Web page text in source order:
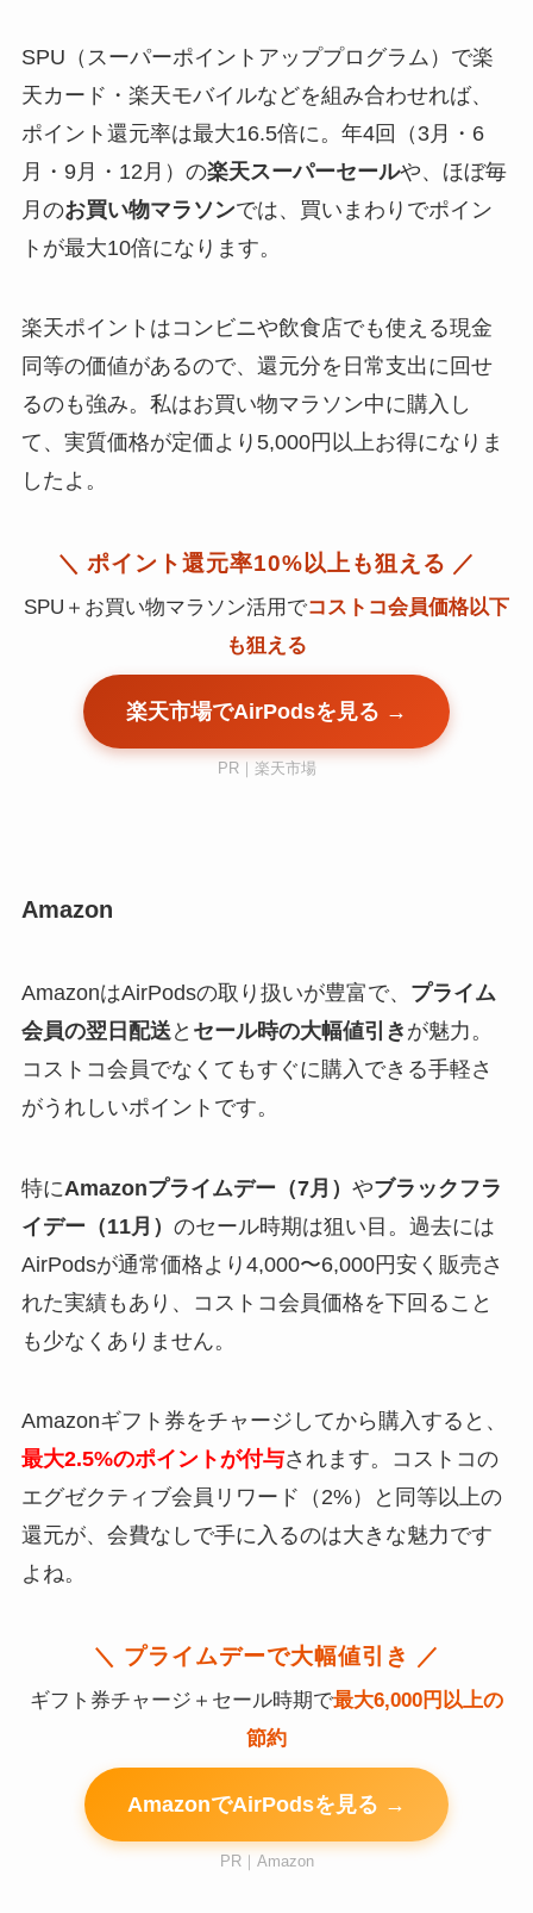
SPU（スーパーポイントアッププログラム）で楽
天カード・楽天モバイルなどを組み合わせれば、
ポイント還元率は最大16.5倍に。年4回（3月・6
月・9月・12月）の楽天スーパーセールや、ほぼ毎
月のお買い物マラソンでは、買いまわりでポイン
トが最大10倍になります。
楽天ポイントはコンビニや飲食店でも使える現金
同等の価値があるので、還元分を日常支出に回せ
るのも強み。私はお買い物マラソン中に購入し
て、実質価格が定価より5,000円以上お得になりま
したよ。
＼ ポイント還元率10%以上も狙える ／
SPU＋お買い物マラソン活用でコストコ会員価格以下
も狙える
楽天市場でAirPodsを見る →
PR｜楽天市場
Amazon
AmazonはAirPodsの取り扱いが豊富で、 プライム
会員の翌日配送 と セール時の大幅値引き が魅力。
コストコ会員でなくてもすぐに購入できる手軽さ
がうれしいポイントです。
特にAmazonプライムデー（7月） やブラックフラ
イデー（11月） のセール時期は狙い目。過去には
AirPodsが通常価格より4,000〜6,000円安く販売さ
れた実績もあり、コストコ会員価格を下回ること
も少なくありません。
Amazonギフト券をチャージしてから購入すると、
最大2.5%のポイントが付与されます。コストコの
エグゼクティブ会員リワード（2%）と同等以上の
還元が、会費なしで手に入るのは大きな魅力です
よね。
＼ プライムデーで大幅値引き ／
ギフト券チャージ＋セール時期で最大6,000円以上の
節約
AmazonでAirPodsを見る →
PR｜Amazon